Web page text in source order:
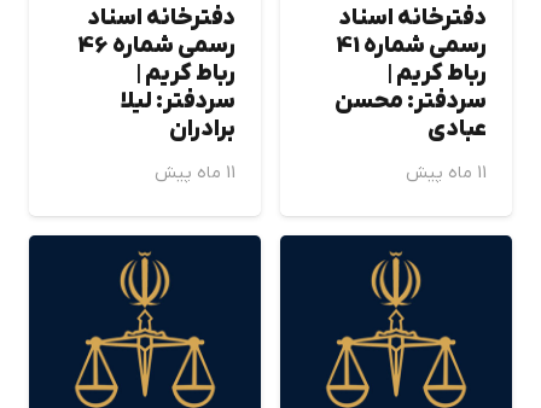
دفترخانه اسناد
رسمی شماره 41
رباط كريم |
سردفتر: محسن
عبادي
11 ماه پیش
دفترخانه اسناد
رسمی شماره 46
رباط كريم |
سردفتر: ليلا
برادران
11 ماه پیش